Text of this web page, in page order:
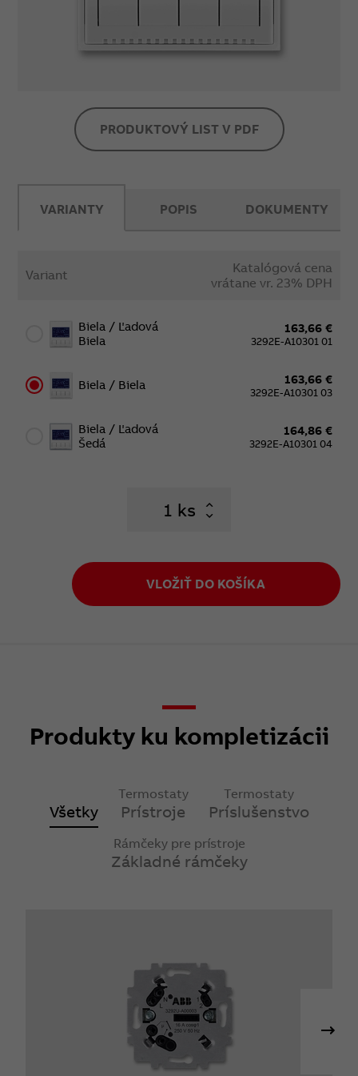
inverzie funkcie výstupu, automatický prechod
zimný/letný čas, voľba jazyka (CZ, EN, RUS)
Snímač teploty pre podlahové vykurovanie:
3292U-A90100 (nie je v dodávke)
PRODUKTOVÝ LIST V PDF
VARIANTY
Variant
Katalógová cena
vrátane vr. 23% DPH
Biela / Ľadová
Biela
163,66 €
3292E-A10301 01
Biela / Biela 163,66 €
3292E-A10301 03
Biela / Ľadová
Šedá
164,86 €
3292E-A10301 04
ks
VLOŽIŤ DO KOŠÍKA
POPIS DOKUMENTY
Produkty ku kompletizácii
Všetky
Termostaty
Prístroje
Termostaty
Príslušenstvo
Rámčeky pre prístroje
Základné rámčeky